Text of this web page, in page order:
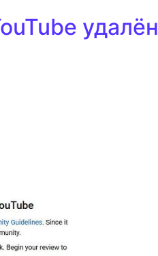
удалён